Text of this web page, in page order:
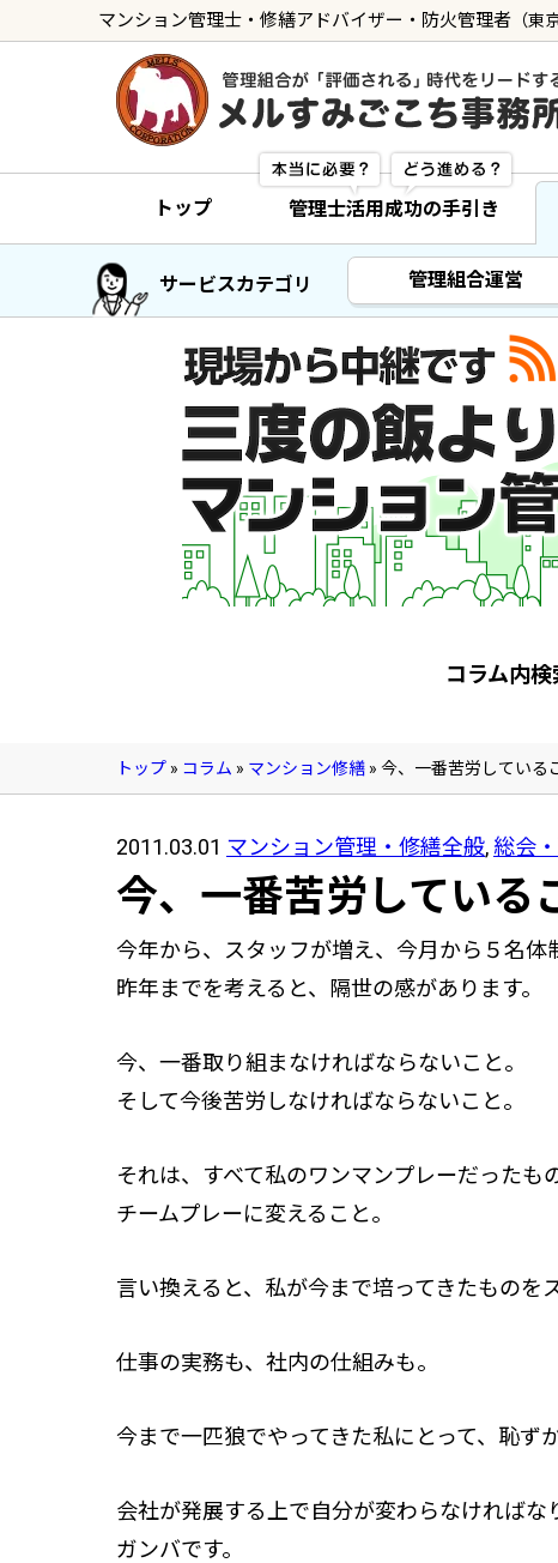
マンション管理士・修繕アドバイザー・防火管理者 （東
トップ 管理士活用成功の手引き
サービスカテゴリ 管理組合運営
コラム内検
トップ » コラム » マンション修繕 » 今、一番苦労している
2011.03.01 マンション管理・修繕全般, 総会
今、一番苦労している
今年から、スタッフが増え、今月から５名体
昨年までを考えると、隔世の感があります。
今、一番取り組まなければならないこと。
そして今後苦労しなければならないこと。
それは、すべて私のワンマンプレーだったも
チームプレーに変えること。
言い換えると、私が今まで培ってきたものを
仕事の実務も、社内の仕組みも。
今まで一匹狼でやってきた私にとって、恥ず
会社が発展する上で自分が変わらなければな
ガンバです。
トップ
管理士の活用方法
ご利用の流れ »
サービス一覧
管理組合運営
メルの理事会アドバイザー »
メルのプロ理事長 »
新人管理士顧問サービス
管理契約見直しドクター »
管理費カイゼン隊 »
無料よろづ相談
会社案内
会社概要
経営理念 »
スタッフ紹介 »
実績・お客様の声